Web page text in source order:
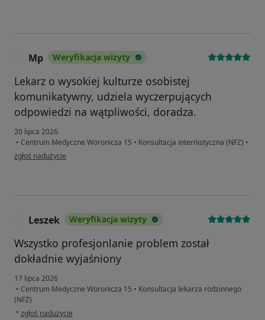
Mp Weryfikacja wizyty
Lekarz o wysokiej kulturze osobistej
komunikatywny, udziela wyczerpujących
odpowiedzi na wątpliwości, doradza.
20 lipca 2026
• Centrum Medyczne Woronicza 15 • Konsultacja internistyczna (NFZ) •
w opinii użytkownika Mp
zgłoś nadużycie
Leszek Weryfikacja wizyty
Wszystko profesjonlanie problem został
dokładnie wyjaśniony
17 lipca 2026
• Centrum Medyczne Woronicza 15 • Konsultacja lekarza rodzinnego
(NFZ)
• w opinii użytkownika Leszek
zgłoś nadużycie